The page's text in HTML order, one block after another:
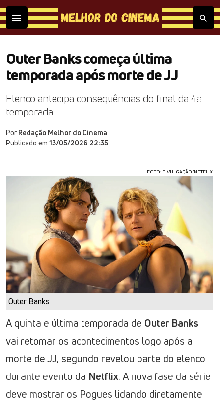
Outer Banks começa última
temporada após morte de JJ
Elenco antecipa consequências do final da 4ª
temporada
Por Redação Melhor do Cinema
Publicado em 13/05/2026 22:35
FOTO: DIVULGAÇÃO/NETFLIX
Outer Banks
A quinta e última temporada de Outer Banks
vai retomar os acontecimentos logo após a
morte de JJ, segundo revelou parte do elenco
durante evento da Netflix. A nova fase da série
deve mostrar os Pogues lidando diretamente